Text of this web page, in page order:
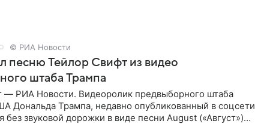
© РИА Новости
песню Тейлор Свифт из видео
штаба Трампа
РИА Новости. Видеоролик предвыборного штаба
Дональда Трампа, недавно опубликованный в соцсети
без звуковой дорожки в виде песни August («Август»)